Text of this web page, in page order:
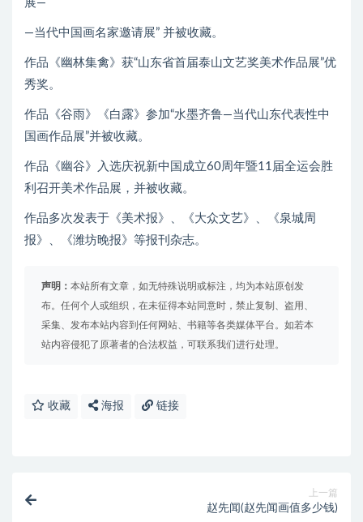
展—
—当代中国画名家邀请展” 并被收藏。
作品《幽林集禽》获“山东省首届泰山文艺奖美术作品展”优
秀奖。
作品《谷雨》《白露》参加“水墨齐鲁—当代山东代表性中
国画作品展”并被收藏。
作品《幽谷》入选庆祝新中国成立60周年暨11届全运会胜
利召开美术作品展，并被收藏。
作品多次发表于《美术报》、《大众文艺》、《泉城周
报》、《潍坊晚报》等报刊杂志。
声明： 本站所有文章，如无特殊说明或标注，均为本站原创发
布。任何个人或组织，在未征得本站同意时，禁止复制、盗用、
采集、发布本站内容到任何网站、书籍等各类媒体平台。如若本
站内容侵犯了原著者的合法权益，可联系我们进行处理。
收藏 海报 链接
上一篇
赵先闻(赵先闻画值多少钱)